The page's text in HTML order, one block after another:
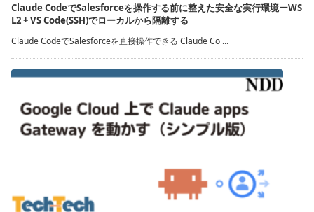
Claude CodeでSalesforceを操作する前に整えた安全な実行環境ーWS
L2 + VS Code(SSH)でローカルから隔離する
Claude CodeでSalesforceを直接操作できる Claude Co ...